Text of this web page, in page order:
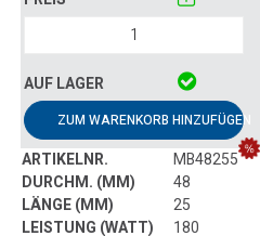
ZUM WARENKORB HINZUFÜGEN
MB48255
48
25
180